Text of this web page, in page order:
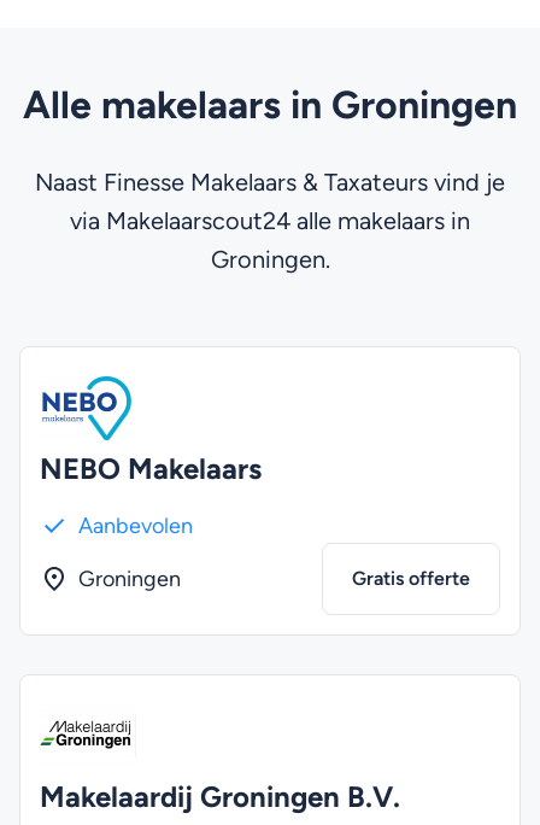
Alle makelaars in Groningen
Naast Finesse Makelaars & Taxateurs vind je
via Makelaarscout24 alle makelaars in
Groningen.
NEBO Makelaars
Aanbevolen
Groningen
Gratis offerte
Makelaardij Groningen B.V.